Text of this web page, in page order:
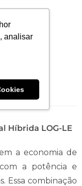
analisar
LE
Híbrida LOG-LE
a economia de
a potência e
Essa combinação